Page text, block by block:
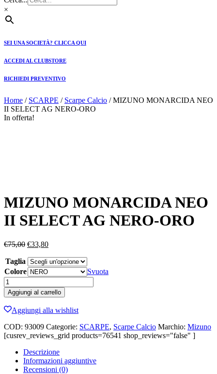
×
SEI UNA SOCIETÀ? CLICCA QUI
ACCEDI AL CLUBSTORE
RICHIEDI PREVENTIVO
Home / SCARPE / Scarpe Calcio / MIZUNO MONARCIDA NEO
II SELECT AG NERO-ORO
In offerta!
MIZUNO MONARCIDA NEO
II SELECT AG NERO-ORO
€75,00 Il
originale
era:
€75,00.
€33,80Il
attuale
è:
€33,80.
Taglia
Colore
Svuota
MIZUNO
MONARCIDA
NEO
II
SELECT
AG
NERO-
ORO
quantità
Aggiungi al carrello
Aggiungi alla wishlist
COD: 93009 Categorie: SCARPE, Scarpe Calcio Marchio: Mizuno
[cusrev_reviews_grid products=76541 shop_reviews="false" ]
Descrizione
Informazioni aggiuntive
Recensioni (0)